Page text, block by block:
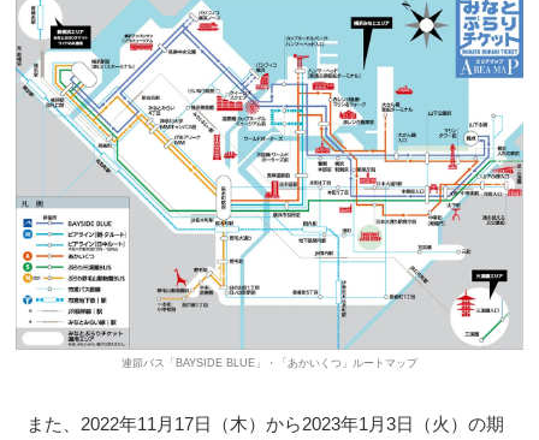
連節バス「BAYSIDE BLUE」・「あかいくつ」ルートマップ
また、2022年11月17日（木）から2023年1月3日（火）の期